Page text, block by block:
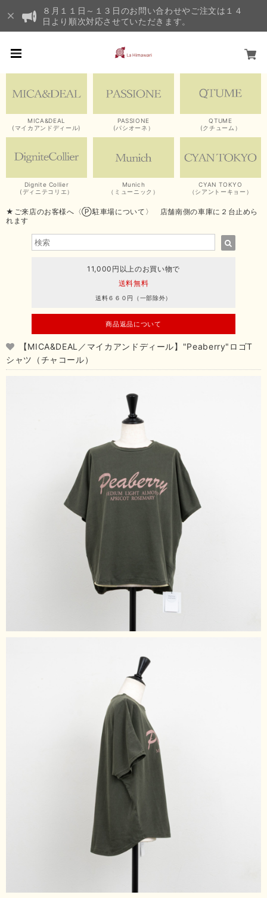
８月１１日～１３日のお問い合わせやご注文は１４
日より順次対応させていただきます。
MICA&DEAL
(マイカアンドディール)
PASSIONE
(パシオーネ）
QTUME
(クチューム）
Dignite Collier
(ディニテコリエ）
Munich
（ミューニック）
CYAN TOKYO
（シアントーキョー）
★ご来店のお客様へ〈Ⓟ駐車場について〉 店舗南側の車庫に２台止めら
れます
11,000円以上のお買い物で
送料無料
送料６６０円（一部除外）
商品返品について
【MICA&DEAL／マイカアンドディール】"Peaberry"ロゴT
シャツ（チャコール）